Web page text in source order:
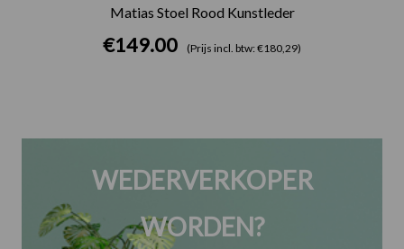
Matias Stoel Rood Kunstleder
€149.00 (Prijs incl. btw: €180,29)
WEDERVERKOPER
WORDEN?